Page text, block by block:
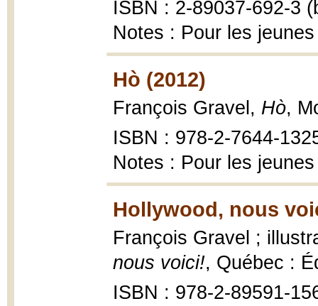
ISBN : 2-89037-692-3
Notes : Pour les
Hò (2012)
François Gravel, Hò,
ISBN : 978-2-7644-
Notes : Pour les jeunes
Hollywood, nous
François Gravel ;
nous voici!, Québec :
ISBN : 978-2-89591-